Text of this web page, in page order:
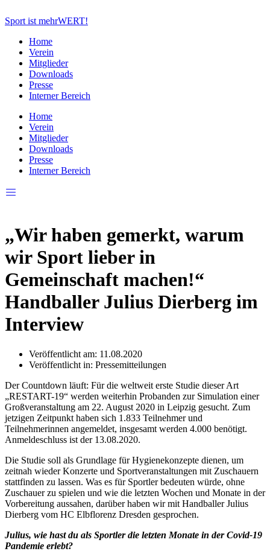
Inhalt
Sport ist mehrWERT!
Home
Verein
Mitglieder
Downloads
Presse
Interner Bereich
Home
Verein
Mitglieder
Downloads
Presse
Interner Bereich
„Wir haben gemerkt, warum
wir Sport lieber in
Gemeinschaft machen!“
Handballer Julius Dierberg im
Interview
Veröffentlicht am: 11.08.2020
Veröffentlicht in: Pressemitteilungen
Der Countdown läuft: Für die weltweit erste Studie dieser Art
„RESTART-19“ werden weiterhin Probanden zur Simulation einer
Großveranstaltung am 22. August 2020 in Leipzig gesucht. Zum
jetzigen Zeitpunkt haben sich 1.833 Teilnehmer und
Teilnehmerinnen angemeldet, insgesamt werden 4.000 benötigt.
Anmeldeschluss ist der 13.08.2020.
Die Studie soll als Grundlage für Hygienekonzepte dienen, um
zeitnah wieder Konzerte und Sportveranstaltungen mit Zuschauern
stattfinden zu lassen. Was es für Sportler bedeuten würde, ohne
Zuschauer zu spielen und wie die letzten Wochen und Monate in der
Vorbereitung aussahen, darüber haben wir mit Handballer Julius
Dierberg vom HC Elbflorenz Dresden gesprochen.
Julius, wie hast du als Sportler die letzten Monate in der Covid-19
Pandemie erlebt?